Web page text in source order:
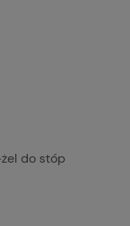
do stóp